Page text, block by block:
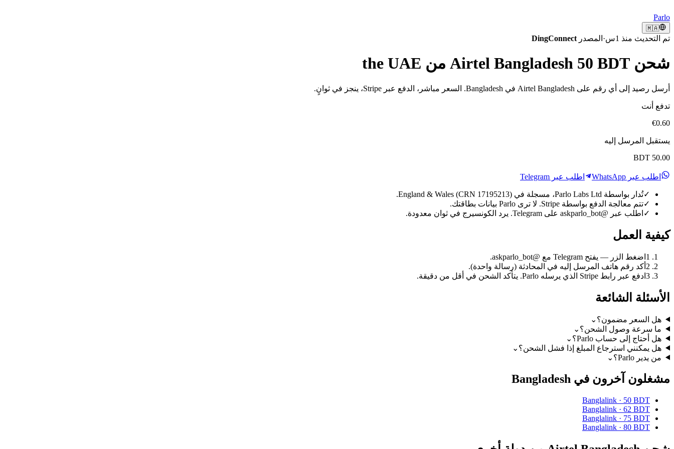
Parlo
🇲🇦
تم التحديث منذ 1س · المصدر DingConnect
شحن Airtel Bangladesh 50 BDT من the UAE
أرسل رصيد إلى أي رقم على Airtel Bangladesh في Bangladesh. السعر مباشر، الدفع عبر Stripe، ينجز في ثوانٍ.
تدفع أنت
€0.60
يستقبل المرسل إليه
BDT 50.00
اطلب عبر WhatsApp اطلب عبر Telegram
✓تُدار بواسطة Parlo Labs Ltd، مسجلة في England & Wales (CRN 17195213).
✓تتم معالجة الدفع بواسطة Stripe. لا ترى Parlo بيانات بطاقتك.
✓ اطلب عبر @askparlo_bot على Telegram. يرد الكونسيرج في ثوان معدودة.
كيفية العمل
1 اضغط الزر — يفتح Telegram مع @askparlo_bot.
2 أكد رقم هاتف المرسل إليه في المحادثة (رسالة واحدة).
3 ادفع عبر رابط Stripe الذي يرسله Parlo. يتأكد الشحن في أقل من دقيقة.
الأسئلة الشائعة
هل السعر مضمون؟ ⌄
ما سرعة وصول الشحن؟ ⌄
هل أحتاج إلى حساب Parlo؟
⌄
هل يمكنني استرجاع المبلغ إذا فشل الشحن؟ ⌄
من يدير Parlo؟
⌄
مشغلون آخرون في Bangladesh
Banglalink · 50 BDT
Banglalink · 62 BDT
Banglalink · 75 BDT
Banglalink · 80 BDT